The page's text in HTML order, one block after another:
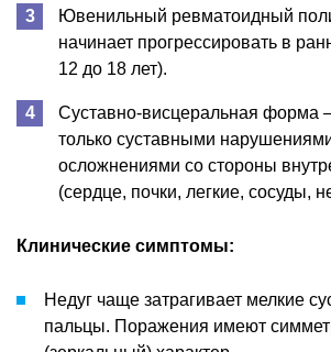
Ювенильный ревматоидный
начинает прогрессировать в
12 до 18 лет).
Суставно-висцеральная форма
только суставными
осложнениями со стороны
(сердце, почки, легкие, сосуды,
Клинические симптомы:
Недуг чаще затрагивает мелкие
пальцы. Поражения имеют